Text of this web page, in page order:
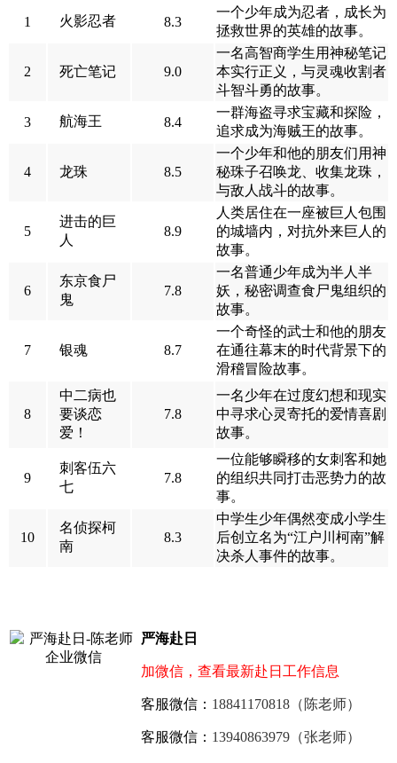
1 火影忍者 8.3
一个少年成为忍者，成长为
拯救世界的英雄的故事。
2 死亡笔记 9.0
一名高智商学生用神秘笔记
本实行正义，与灵魂收割者
斗智斗勇的故事。
3 航海王 8.4
一群海盗寻求宝藏和探险，
追求成为海贼王的故事。
4 龙珠 8.5
一个少年和他的朋友们用神
秘珠子召唤龙、收集龙珠，
与敌人战斗的故事。
5
进击的巨
人
8.9
人类居住在一座被巨人包围
的城墙内，对抗外来巨人的
故事。
6
东京食尸
鬼
7.8
一名普通少年成为半人半
妖，秘密调查食尸鬼组织的
故事。
7 银魂 8.7
一个奇怪的武士和他的朋友
在通往幕末的时代背景下的
滑稽冒险故事。
8
中二病也
要谈恋
爱！
7.8
一名少年在过度幻想和现实
中寻求心灵寄托的爱情喜剧
故事。
9
刺客伍六
七
7.8
一位能够瞬移的女刺客和她
的组织共同打击恶势力的故
事。
10
名侦探柯
南
8.3
中学生少年偶然变成小学生
后创立名为“江户川柯南”解
决杀人事件的故事。
严海赴日
加微信，查看最新赴日工作信息
客服微信： 18841170818（陈老师）
客服微信： 13940863979（张老师）